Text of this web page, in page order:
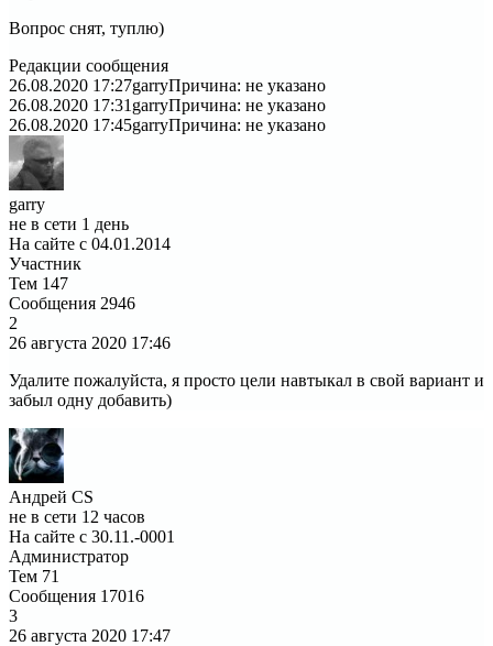
Вопрос снят, туплю)
Редакции сообщения
26.08.2020 17:27garryПричина: не указано
26.08.2020 17:31 garryПричина: не указано
26.08.2020 17:45garryПричина: не указано
garry
не в сети 1 день
На сайте с 04.01.2014
Участник
Тем 147
Сообщения 2946
2
26 августа 2020 17:46
Удалите пожалуйста, я просто цели навтыкал в свой вариант и
забыл одну добавить)
Андрей CS
не в сети 12 часов
На сайте с 30.11.-0001
Администратор
Тем 71
Сообщения 17016
3
26 августа 2020 17:47